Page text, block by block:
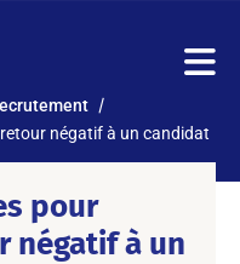
négatif à un candidat
pour
négatif à un